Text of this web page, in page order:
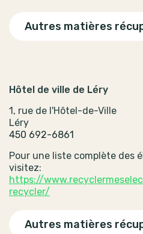
Autres matières
Hôtel de ville de Léry
1, rue de l'Hôtel-de-Ville
Léry
450 692-6861
Pour une liste complète des
visitez:
https://
recycler/
Autres matières